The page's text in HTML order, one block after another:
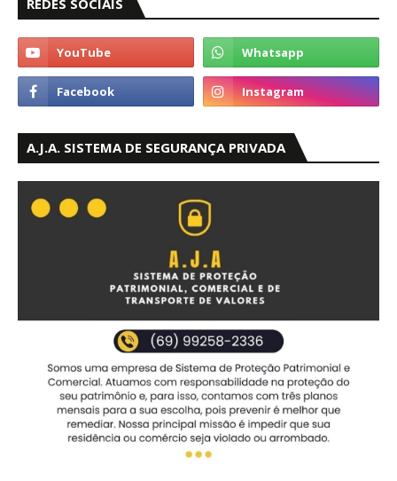
REDES SOCIAIS
A.J.A. SISTEMA DE SEGURANÇA PRIVADA